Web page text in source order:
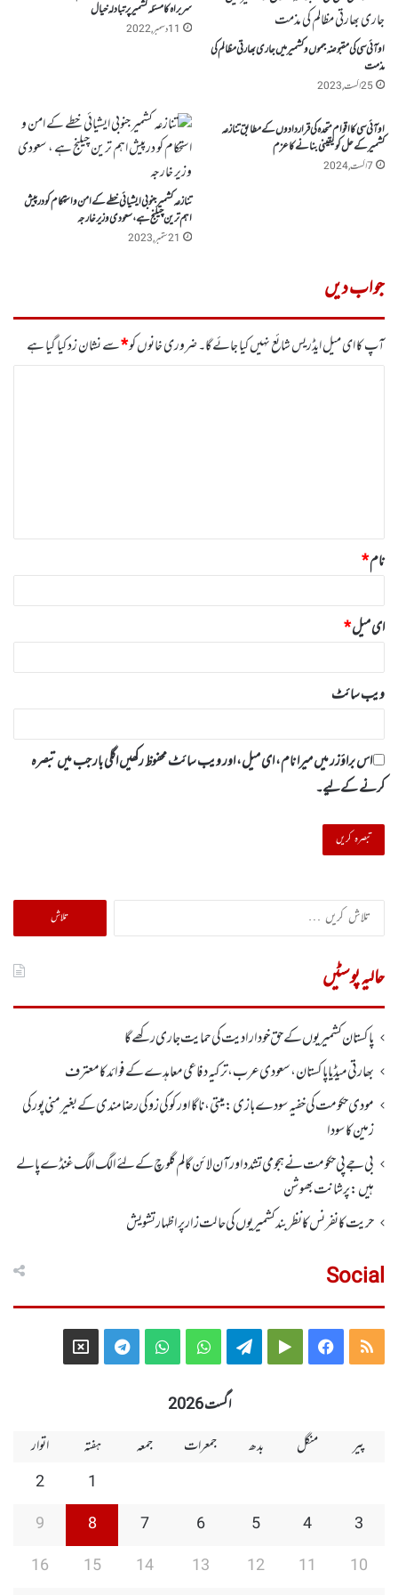
او آئی سی کی مقبوضہ جموں و کشمیر میں جاری بھارتی مظالم کی
مذمت
25 اگست, 2023
سربراہ کا مسئلہ کشمیر پر تبادلہ خیال
11 دسمبر, 2022
او آئی سی کا اقوام متحدہ کی قراردادوں کے مطابق تنازعہ
کشمیر کے حل کو یقینی بنانے کا عزم
7 اگست, 2024
تنازعہ کشمیر جنوبی ایشیائی خطے کے امن و استحکام کو درپیش
اہم ترین چیلنج ہے ، سعودی وزیر خارجہ
21 ستمبر, 2023
جواب دیں
آپ کا ای میل ایڈریس شائع نہیں کیا جائے گا۔ضروری خانوں کو*سے نشان زد کیا گیا ہے
نام*
ای میل*
ویب‌ سائٹ
اس براؤزر میں میرا نام، ای میل، اور ویب سائٹ محفوظ رکھیں اگلی بار جب میں تبصرہ
کرنے کےلیے۔
تلاش
کریں
حالیہ پوسٹیں
پاکستان کشمیریوں کے حق خودارادیت کی حمایت جاری رکھے گا
بھارتی میڈیا پاکستان، سعودی عرب، ترکیہ دفاعی معاہدے کے فوائد کا معترف
مودی حکومت کی خفیہ سودے بازی: میتی، ناگا اور کوکی زو کی رضامندی کے بغیر منی پور کی
زمین کا سودا
بی جے پی حکومت نے ہجومی تشدد اورآن لائن گالم گلوچ کے لئے الگ الگ غنڈے پالے
ہیں: پرشانت بھوشن
حریت کانفرنس کا نظر بند کشمیریوں کی حالت زار پر اظہار تشویش
Social
RSS
Facebook
Google
Telegram
WhatsApp
WhatsApp
Telegram
X
اگست 2026
پیر
منگل بدھ جمعرات جمعہ ہفتہ
اتوار
1
2
3
4
5
6
7
8
9
10
11
12
13
14
15
16